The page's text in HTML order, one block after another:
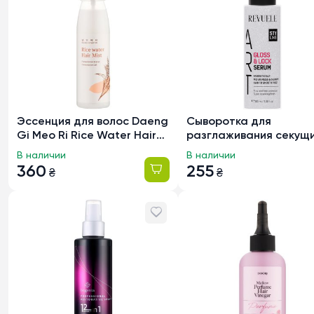
Эссенция для волос Daeng
Gi Meo Ri Rice Water Hair
Mist с рисовым
ферментным комплексом,
100мл
360 ₴
В наличии
Сыворотка для
разглаживания
кончиков Revuele Art
Lock с блестками,
255 ₴
В наличии